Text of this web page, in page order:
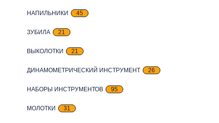
НАПИЛЬНИКИ 45
ЗУБИЛА 21
ВЫКОЛОТКИ 21
ДИНАМОМЕТРИЧЕСКИЙ ИНСТРУМЕНТ 26
НАБОРЫ ИНСТРУМЕНТОВ 95
МОЛОТКИ 31